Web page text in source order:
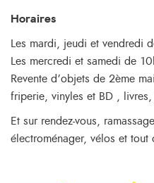
Horaires
Les mardi, jeudi et vendredi
Les mercredi et samedi de
Revente d’objets de 2ème
friperie, vinyles et BD ,
Et sur rendez-vous,
électroménager, vélos et tout